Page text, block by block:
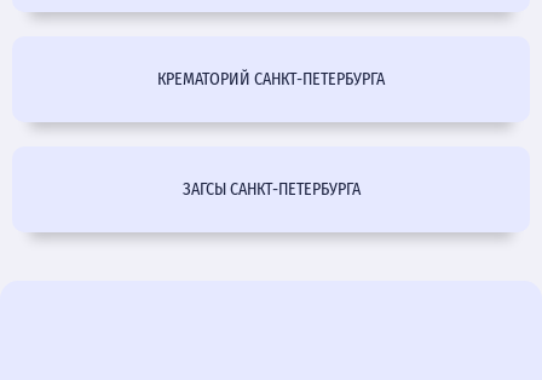
КРЕМАТОРИЙ САНКТ-ПЕТЕРБУРГА
ЗАГСЫ САНКТ-ПЕТЕРБУРГА